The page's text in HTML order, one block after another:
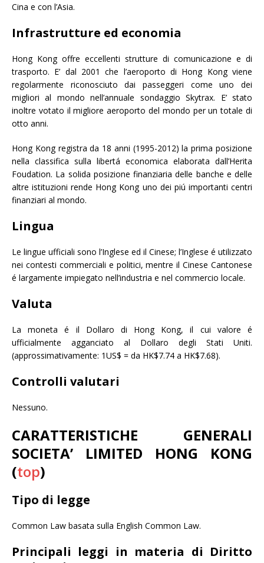
Cina e con l’Asia.
Infrastrutture ed economia
Hong Kong offre eccellenti strutture di comunicazione e di
trasporto. E’ dal 2001 che l’aeroporto di Hong Kong viene
regolarmente riconosciuto dai passeggeri come uno dei
migliori al mondo nell’annuale sondaggio Skytrax. E’ stato
inoltre votato il migliore aeroporto del mondo per un totale di
otto anni.
Hong Kong registra da 18 anni (1995-2012) la prima posizione
nella classifica sulla libertá economica elaborata dall’Herita
Foudation. La solida posizione finanziaria delle banche e delle
altre istituzioni rende Hong Kong uno dei piú importanti centri
finanziari al mondo.
Lingua
Le lingue ufficiali sono l’Inglese ed il Cinese; l’Inglese é utilizzato
nei contesti commerciali e politici, mentre il Cinese Cantonese
é largamente impiegato nell’industria e nel commercio locale.
Valuta
La moneta é il Dollaro di Hong Kong, il cui valore é
ufficialmente agganciato al Dollaro degli Stati Uniti.
(approssimativamente: 1US$ = da HK$7.74 a HK$7.68).
Controlli valutari
Nessuno.
CARATTERISTICHE GENERALI
SOCIETA’ LIMITED HONG KONG
(top)
Tipo di legge
Common Law basata sulla English Common Law.
Principali leggi in materia di Diritto